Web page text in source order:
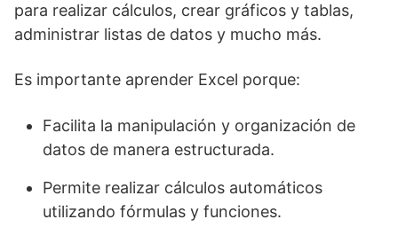
para realizar cálculos, crear gráficos y tablas,
administrar listas de datos y mucho más.
Es importante aprender Excel porque:
Facilita la manipulación y organización de
datos de manera estructurada.
Permite realizar cálculos automáticos
utilizando fórmulas y funciones.